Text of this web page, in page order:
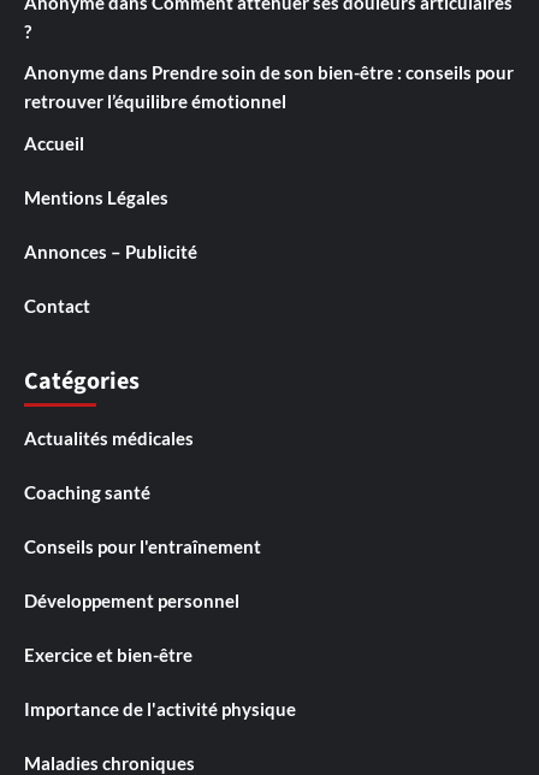
?
Anonymedans Prendre soin de son bien-être : conseils pour
retrouver l’équilibre émotionnel
Accueil
Mentions Légales
Annonces – Publicité
Contact
Catégories
Actualités médicales
Coaching santé
Conseils pour l'entraînement
Développement personnel
Exercice et bien-être
Importance de l'activité physique
Maladies chroniques